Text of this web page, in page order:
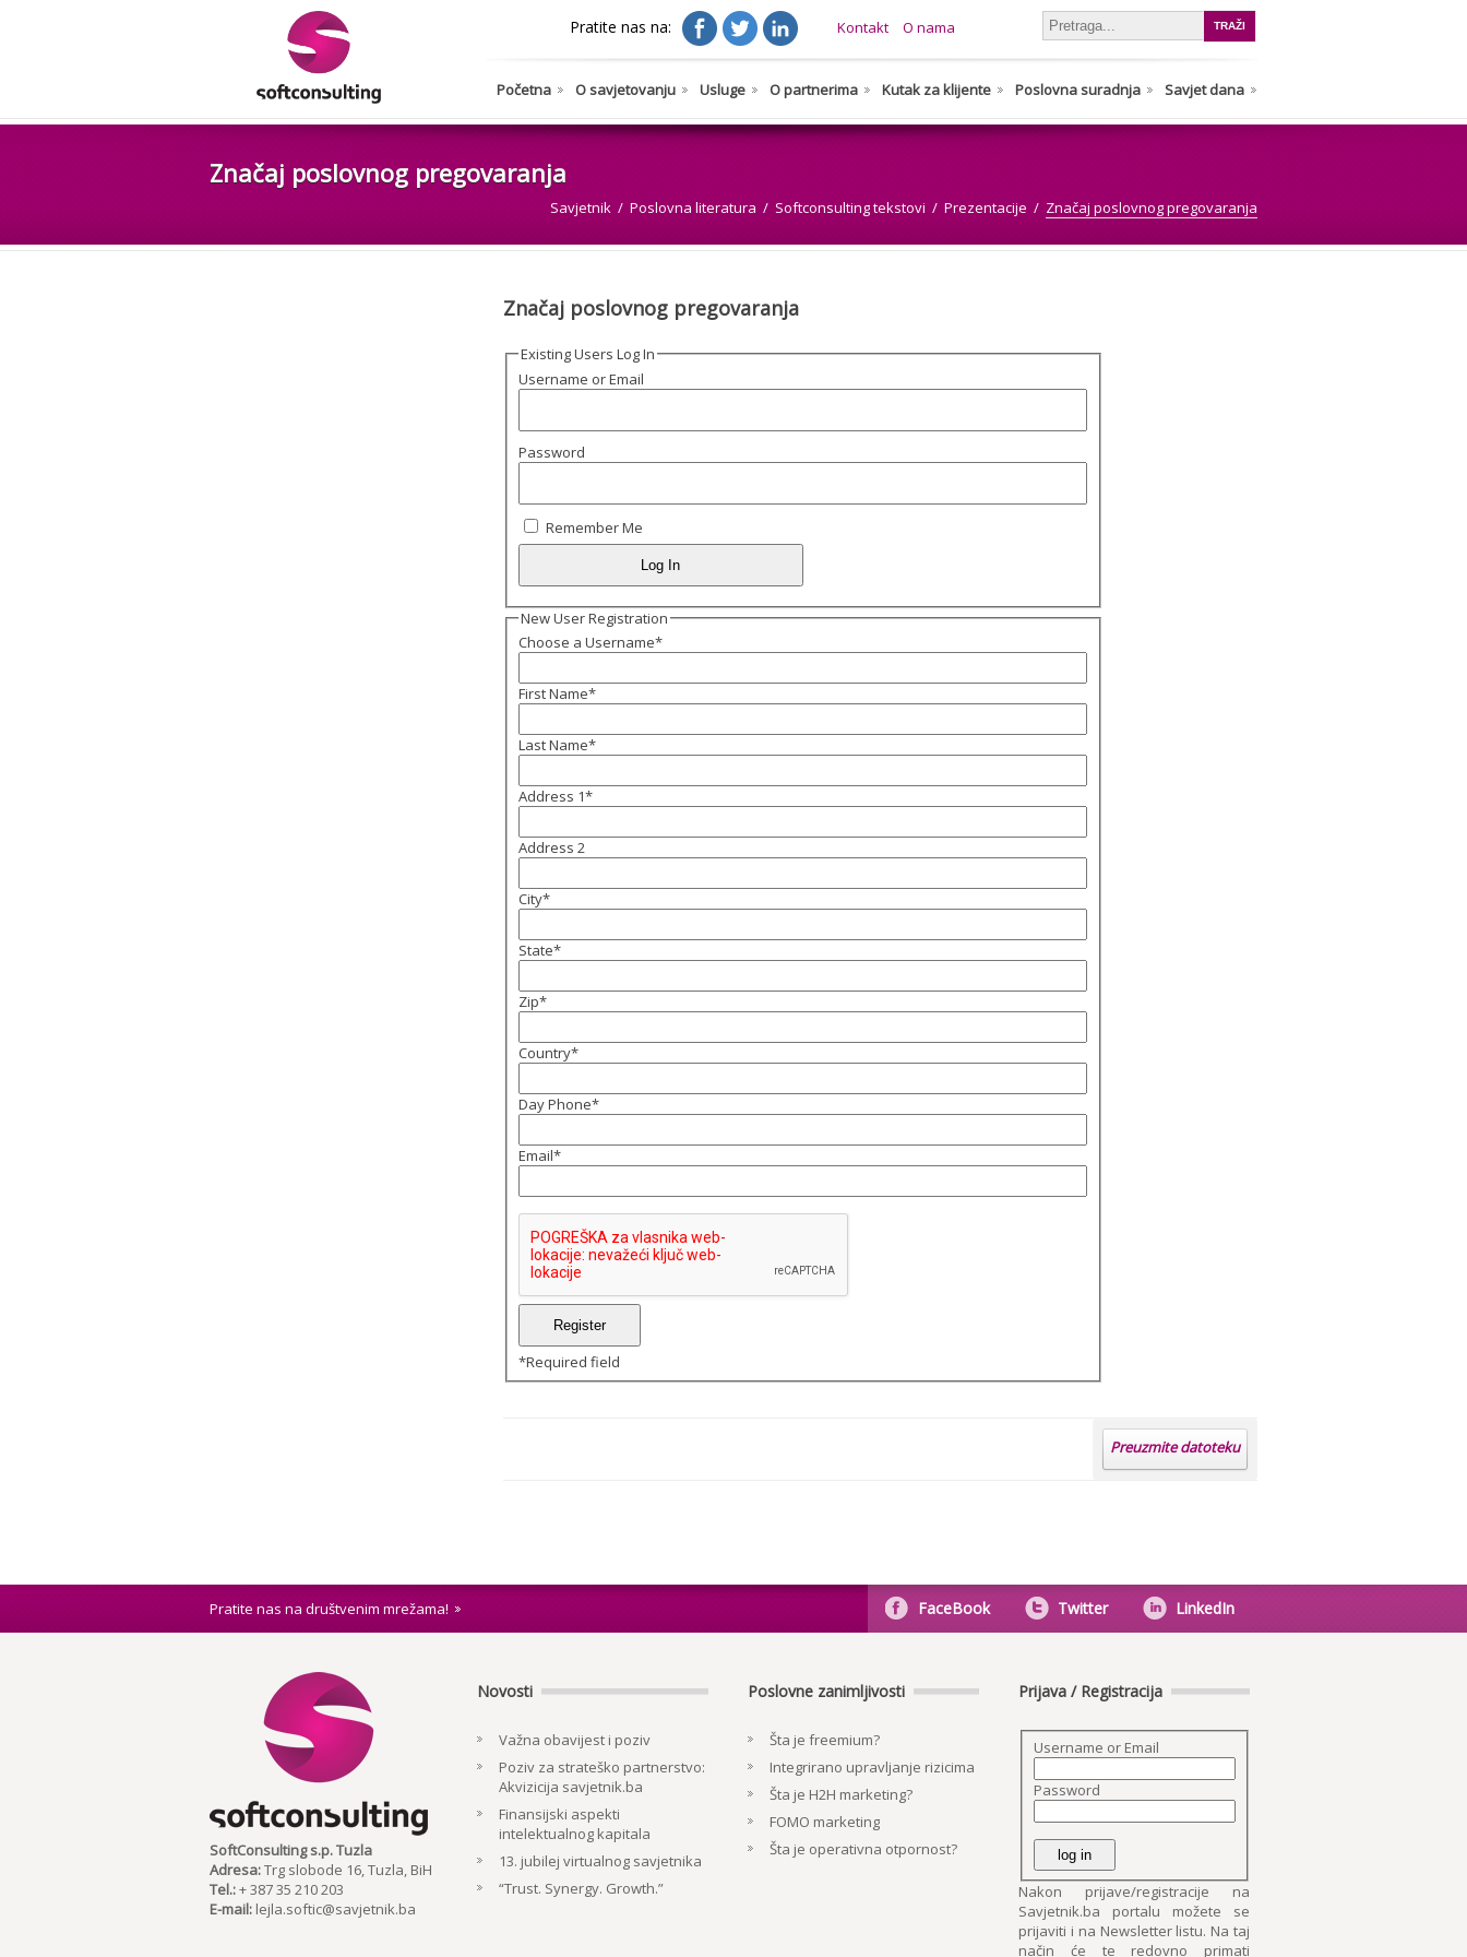
Pratite nas na: Kontakt O nama
Početna O savjetovanju Usluge O partnerima Kutak za klijente Poslovna suradnja Savjet dana
Značaj poslovnog pregovaranja
Savjetnik Poslovna literatura Softconsulting tekstovi Prezentacije Značaj poslovnog pregovaranja
Značaj poslovnog pregovaranja
Existing Users Log In
Username or Email
Password
Remember Me
New User Registration
Choose a Username*
First Name*
Last Name*
Address 1*
Address 2
City*
State*
Zip*
Country*
Day Phone*
Email*
*Required field
Preuzmite datoteku
Pratite nas na društvenim mrežama! FaceBook Twitter LinkedIn
SoftConsulting s.p. Tuzla
Adresa:Trg slobode 16, Tuzla, BiH
Tel.:+ 387 35 210 203
E-mail: lejla.softic@savjetnik.ba
Novosti
Važna obavijest i poziv
Poziv za strateško partnerstvo:
Akvizicija savjetnik.ba
Finansijski aspekti
intelektualnog kapitala
13. jubilej virtualnog savjetnika
“Trust. Synergy. Growth.”
Poslovne zanimljivosti
Šta je freemium?
Integrirano upravljanje rizicima
Šta je H2H marketing?
FOMO marketing
Šta je operativna otpornost?
Prijava / Registracija
Username or Email
Password
Nakon prijave/registracije na
Savjetnik.ba portalu možete se
prijaviti i na Newsletter listu. Na taj
način će te redovno primati